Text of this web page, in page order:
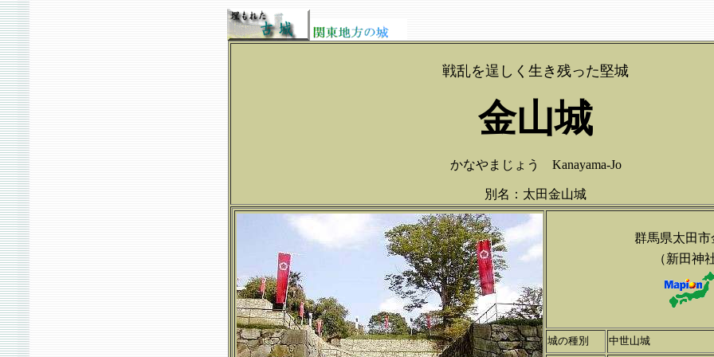
戦乱を逞しく生き残った堅城
金山城
かなやまじょう Kanayama-Jo
別名：太田金山城
群馬県太田市
（新田神
城の種別 中世山城